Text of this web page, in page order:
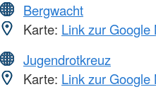
Bergwacht
Karte: Link zur Google
Jugendrotkreuz
Karte: Link zur Google